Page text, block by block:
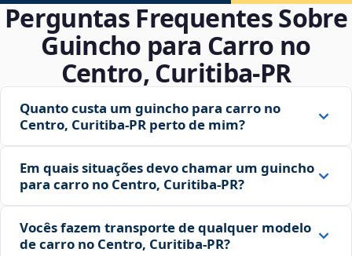
Perguntas Frequentes Sobre
Guincho para Carro no
Centro, Curitiba‑PR
Quanto custa um guincho para carro no
Centro, Curitiba‑PR perto de mim?
Em quais situações devo chamar um guincho
para carro no Centro, Curitiba‑PR?
Vocês fazem transporte de qualquer modelo
de carro no Centro, Curitiba‑PR?